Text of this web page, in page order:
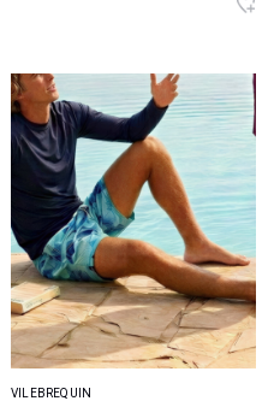
VILEBREQUIN